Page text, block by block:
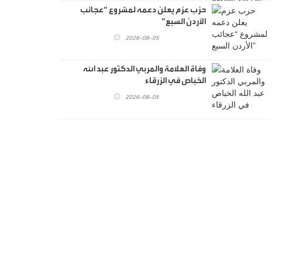
حزب عزم يعلن دعمه لمشروع “عجائب
الأردن السبع”
2026-08-05
وفاة العلامة والمربي الدكتور عبد الله
الخباص في الزرقاء
2026-08-05